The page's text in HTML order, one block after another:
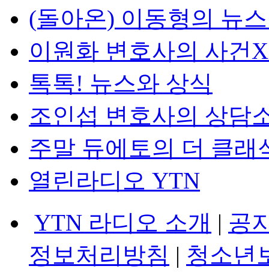
(돌아온) 이동형의 뉴
이원화 변호사의 사건
톡톡! 뉴스와 상식
조인섭 변호사의 상담
주말 듀에토의 더 클래
열린라디오 YTN
YTN 라디오 소개 | 공
정보처리방침 | 청소년